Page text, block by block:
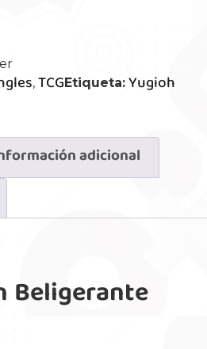
, TCG Etiqueta: Yugioh
adicional
Beligerante